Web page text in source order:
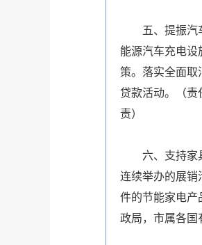
五、提振汽
能源汽车充电设
策。落实全面取
贷款活动。（责
责）
六、支持家
连续举办的展销
件的节能家电产
政局，市属各国